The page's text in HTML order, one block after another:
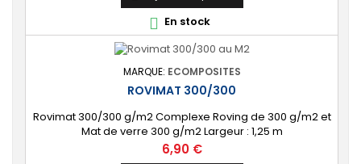
 En stock
MARQUE: ECOMPOSITES
ROVIMAT 300/300
Rovimat 300/300 g/m2 Complexe Roving de 300 g/m2 et
Mat de verre 300 g/m2 Largeur : 1,25 m
Prix
6,90 €